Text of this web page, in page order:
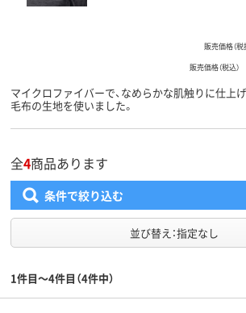
販売価格（税
販売価格（税込）
マイクロファイバーで、なめらかな肌触りに仕上
毛布の生地を使いました。
全4商品あります
条件で絞り込む
並び替え：指定なし
1件目～4件目（4件中）